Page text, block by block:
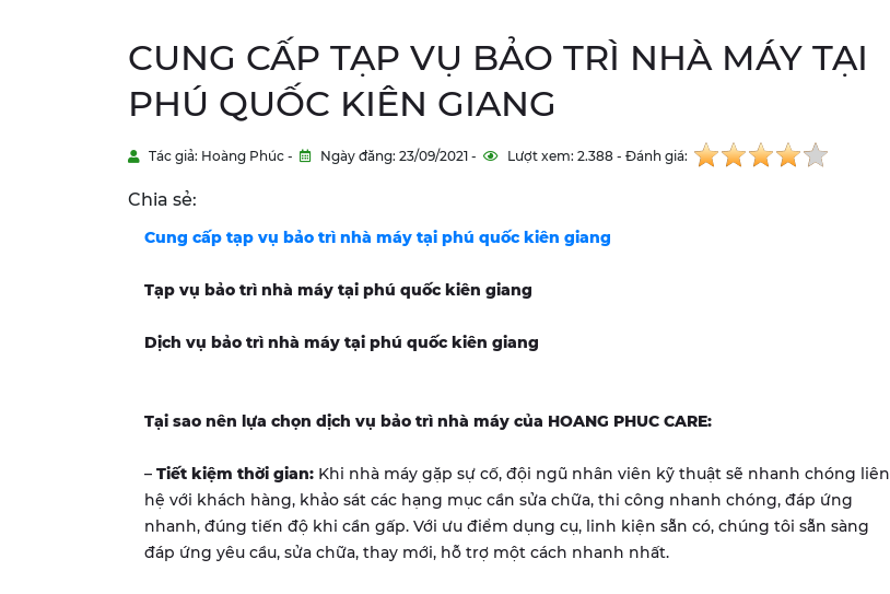
CUNG CẤP TẠP VỤ BẢO TRÌ NHÀ MÁY TẠI
PHÚ QUỐC KIÊN GIANG
Tác giả: Hoàng Phúc - Ngày đăng: 23/09/2021 - Lượt xem: 2.388 - Đánh giá:
Chia sẻ:
Cung cấp tạp vụ bảo trì nhà máy tại phú quốc kiên giang
Tạp vụ bảo trì nhà máy tại phú quốc kiên giang
Dịch vụ bảo trì nhà máy tại phú quốc kiên giang
Tại sao nên lựa chọn dịch vụ bảo trì nhà máy của HOANG PHUC CARE:
– Tiết kiệm thời gian: Khi nhà máy gặp sự cố, đội ngũ nhân viên kỹ thuật sẽ nhanh chóng liên
hệ với khách hàng, khảo sát các hạng mục cần sửa chữa, thi công nhanh chóng, đáp ứng
nhanh, đúng tiến độ khi cần gấp. Với ưu điểm dụng cụ, linh kiện sẵn có, chúng tôi sẵn sàng
đáp ứng yêu cầu, sửa chữa, thay mới, hỗ trợ một cách nhanh nhất.